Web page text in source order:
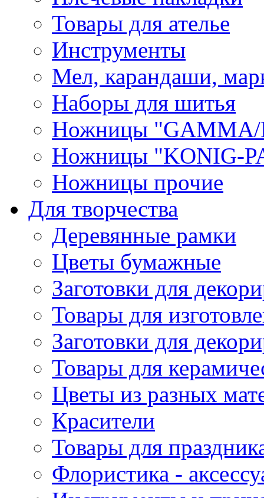
Товары для ателье
Инструменты
Мел, карандаши,
Наборы для шитья
Ножницы "GAMMA/
Ножницы "KONIG-
Ножницы прочие
Для творчества
Деревянные рамки
Цветы бумажные
Заготовки для
Товары для
Заготовки для
Товары для
Цветы из разных
Красители
Товары для
Флористика -